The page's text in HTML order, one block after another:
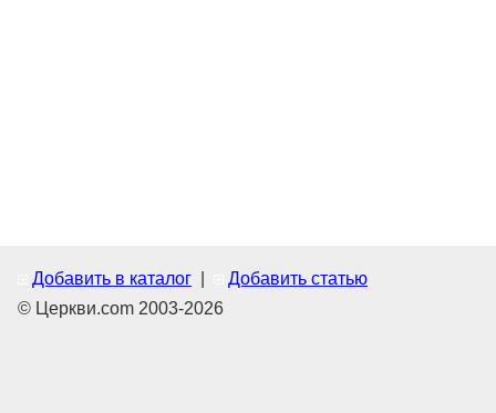
Добавить в каталог
Добавить статью
© Церкви.com 2003-2026